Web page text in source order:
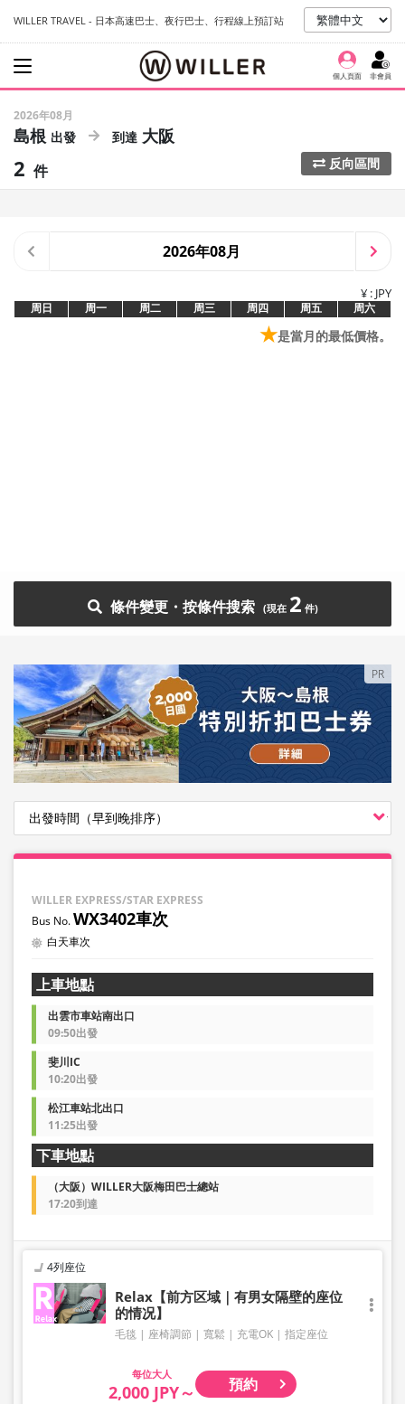
WILLER TRAVEL - 日本高速巴士、夜行巴士、行程線上預訂站
個人頁面 非會員
2026年08月
島根 大阪
2 件 反向區間
2026年08月
¥ : JPY
周日 周一 周二 周三 周四 周五 周六
★是當月的最低價格。
條件變更・按條件搜索 2
PR
WILLER EXPRESS/STAR EXPRESS
WX3402車次
白天車次
上車地點
出雲市車站南出口
09:50出發
斐川IC
10:20出發
松江車站北出口
11:25出發
下車地點
（大阪）WILLER大阪梅田巴士總站
17:20到達
4列座位
Relax【前方区域｜有男女隔壁的座位
的情况】
毛毯 座椅調節 寬鬆 充電OK 指定座位
大人
2,000 JPY～ 預約